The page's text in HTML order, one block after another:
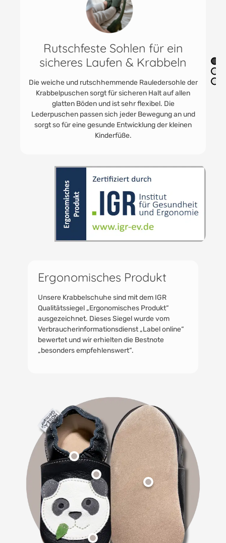
Praktisch & vielfältig einsetzbar
Die praktischen Jungen und Mädchenschuhe finden
immer Anwendung. In der Kita als Kitaschuhe oder
Babyturnschuhe. HOBEA Lederpuschen werden
gerne getragen. Für Unterwegs zu Oma und Opa und
zum Toben im eigenen Kinder - und Babyzimmer.
Ergonomisches Produkt
Unsere Krabbelschuhe sind mit dem IGR
Qualitätssiegel „Ergonomisches Produkt“
ausgezeichnet. Dieses Siegel wurde vom
Verbraucherinformationsdienst „Label online“
bewertet und wir erhielten die Bestnote
„besonders empfehlenswert“.